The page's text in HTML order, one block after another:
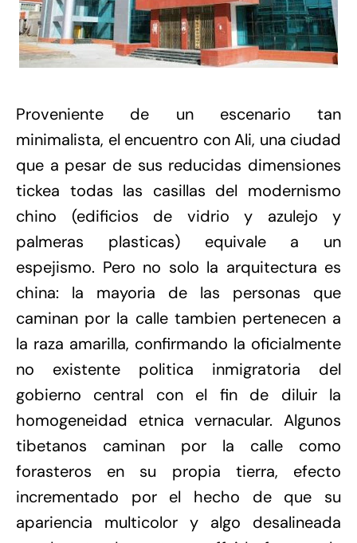
Proveniente de un escenario tan
minimalista, el encuentro con Ali, una ciudad
que a pesar de sus reducidas dimensiones
tickea todas las casillas del modernismo
chino (edificios de vidrio y azulejo y
palmeras plasticas) equivale a un
espejismo. Pero no solo la arquitectura es
china: la mayoria de las personas que
caminan por la calle tambien pertenecen a
la raza amarilla, confirmando la oficialmente
no existente politica inmigratoria del
gobierno central con el fin de diluir la
homogeneidad etnica vernacular. Algunos
tibetanos caminan por la calle como
forasteros en su propia tierra, efecto
incrementado por el hecho de que su
apariencia multicolor y algo desalineada